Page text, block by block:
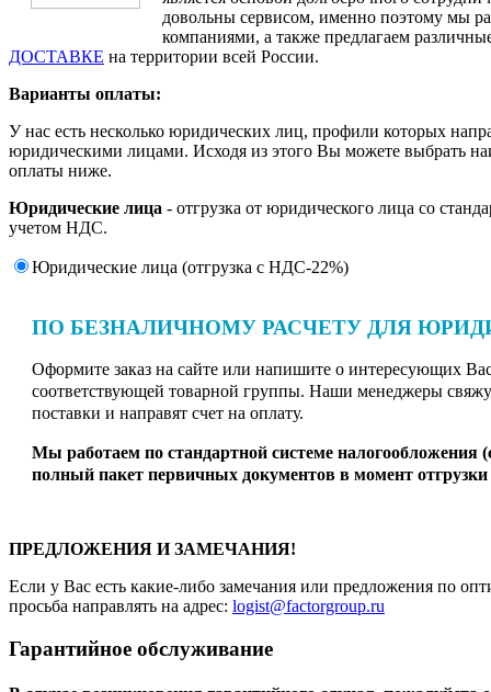
довольны сервисом, именно поэтому мы
компаниями, а также предлагаем
ДОСТАВКЕ на территории всей России.
Варианты оплаты:
У нас есть несколько юридических лиц, профили которых
юридическими лицами. Исходя из этого Вы можете выбрать
оплаты ниже.
Юридические лица - отгрузка от юридического лица со
учетом НДС.
Юридические лица (отгрузка c НДС-22%)
ПО БЕЗНАЛИЧНОМУ РАСЧЕТУ ДЛЯ
Оформите заказ на сайте или напишите о интересующих
соответствующей товарной группы. Наши менеджеры
поставки и направят счет на оплату.
Мы работаем по стандартной системе
полный пакет первичных документов в момент отгрузки
ПРЕДЛОЖЕНИЯ И ЗАМЕЧАНИЯ!
Если у Вас есть какие-либо замечания или предложения по
просьба направлять на адрес: logist@factorgroup.ru
Гарантийное обслуживание